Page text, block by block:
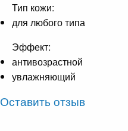
Тип кожи:
для любого типа
Эффект:
антивозрастной
увлажняющий
Оставить отзыв